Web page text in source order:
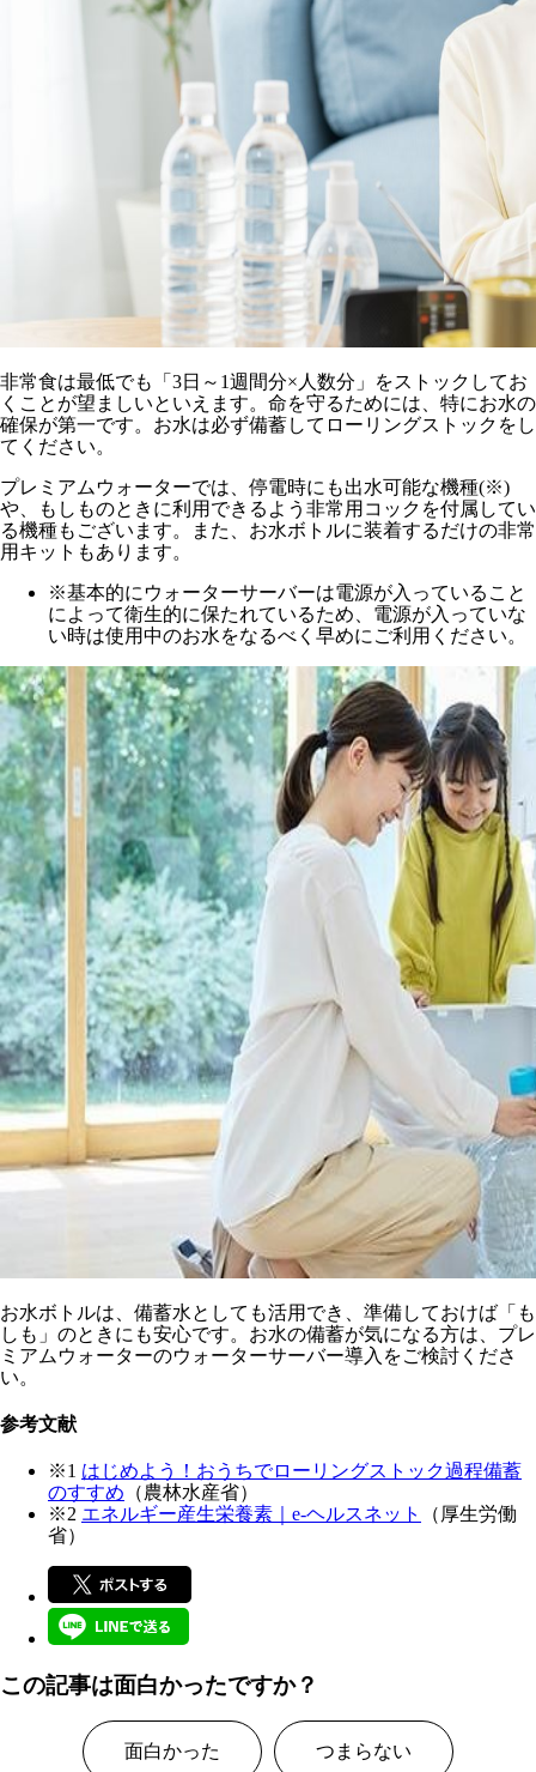
非常食は最低でも「3日～1週間分×人数分」をストックしてお
くことが望ましいといえます。命を守るためには、特にお水の
確保が第一です。お水は必ず備蓄してローリングストックをし
てください。
プレミアムウォーターでは、停電時にも出水可能な機種(※)
や、もしものときに利用できるよう非常用コックを付属してい
る機種もございます。また、お水ボトルに装着するだけの非常
用キットもあります。
※基本的にウォーターサーバーは電源が入っていること
によって衛生的に保たれているため、電源が入っていな
い時は使用中のお水をなるべく早めにご利用ください。
お水ボトルは、備蓄水としても活用でき、準備しておけば「も
しも」のときにも安心です。お水の備蓄が気になる方は、プレ
ミアムウォーターのウォーターサーバー導入をご検討くださ
い。
参考文献
※1 はじめよう！おうちでローリングストック過程備蓄
のすすめ （農林水産省）
※2 エネルギー産生栄養素｜e-ヘルスネット
（厚生労働
省）
この記事は面白かったですか？
面白かった つまらない